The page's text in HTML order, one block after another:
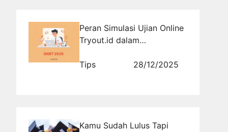
Peran Simulasi Ujian Online
Tryout.id dalam
Menghadapi SNBT
Tips 28/12/2025
Kamu Sudah Lulus Tapi